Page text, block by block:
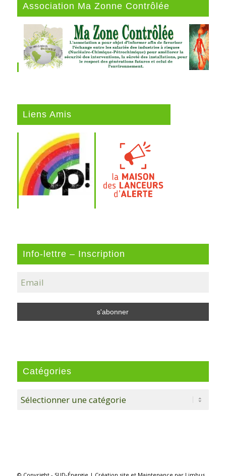
Association Ma Zonne Contrôlée
Liens Amis
Info-lettre – Inscription
Catégories
Catégories